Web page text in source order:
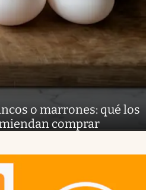
o marrones: qué los
comprar